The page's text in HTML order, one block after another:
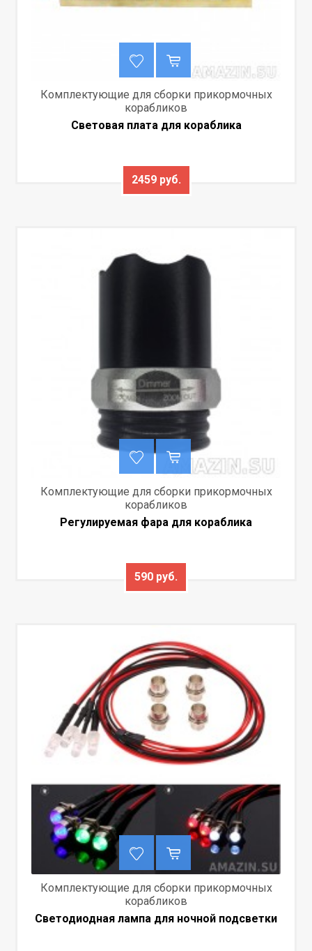
Комплектующие для сборки прикормочных
корабликов
Световая плата для кораблика
2459 руб.
Комплектующие для сборки прикормочных
корабликов
Регулируемая фара для кораблика
590 руб.
Комплектующие для сборки прикормочных
корабликов
Светодиодная лампа для ночной подсветки